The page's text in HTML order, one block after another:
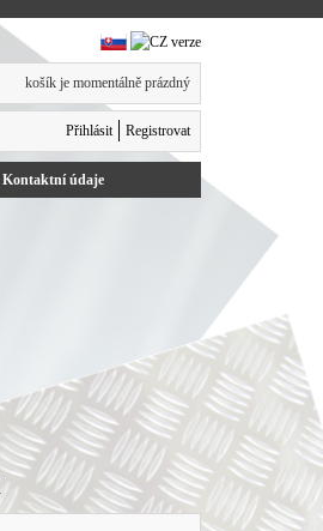
košík je momentálně prázdný
Přihlásit Registrovat
Kontaktní údaje